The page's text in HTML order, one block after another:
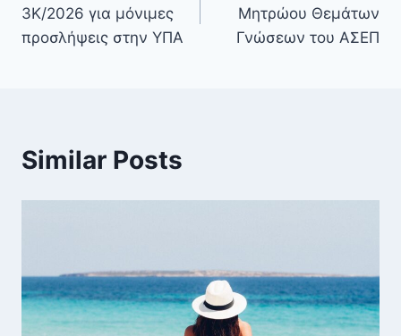
3Κ/2026 για μόνιμες
προσλήψεις στην ΥΠΑ
Μητρώου Θεμάτων
Γνώσεων του ΑΣΕΠ
Similar Posts